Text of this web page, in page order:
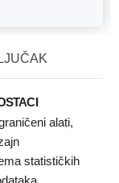
alati,
statističkih